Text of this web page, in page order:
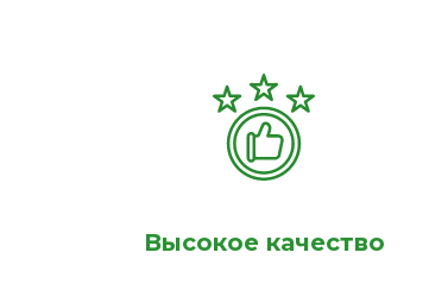
Высокое качество